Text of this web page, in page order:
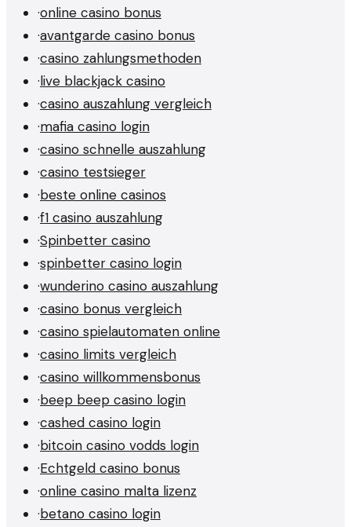
·online casino bonus
·avantgarde casino bonus
·casino zahlungsmethoden
·live blackjack casino
·casino auszahlung vergleich
·mafia casino login
·casino schnelle auszahlung
·casino testsieger
·beste online casinos
·f1 casino auszahlung
·Spinbetter casino
·spinbetter casino login
·wunderino casino auszahlung
·casino bonus vergleich
·casino spielautomaten online
·casino limits vergleich
·casino willkommensbonus
·beep beep casino login
·cashed casino login
·bitcoin casino vodds login
·Echtgeld casino bonus
·online casino malta lizenz
·betano casino login